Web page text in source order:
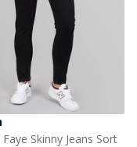
Skinny Jeans Sort